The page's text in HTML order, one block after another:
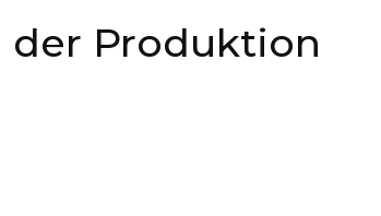
der Produktion